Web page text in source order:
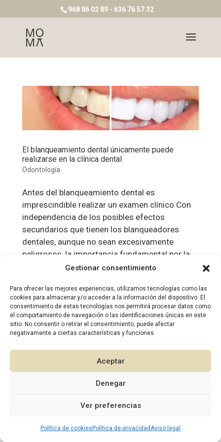
Gestionar consentimiento
Para ofrecer las mejores experiencias, utilizamos tecnologías como las
cookies para almacenar y/o acceder a la información del dispositivo. El
consentimiento de estas tecnologías nos permitirá procesar datos como
el comportamiento de navegación o las identificaciones únicas en este
sitio. No consentir o retirar el consentimiento, puede afectar
negativamente a ciertas características y funciones.
Aceptar
Denegar
Ver preferencias
Política de cookies Política de privacidadAviso legal
968 86 02 89 - 636 76 57 32
El blanqueamiento dental únicamente puede
realizarse en la clínica dental
Odontología
Antes del blanqueamiento dental es
imprescindible realizar un examen clínico Con
independencia de los posibles efectos
secundarios que tienen los blanqueadores
dentales, aunque no sean excesivamente
peligrosos, la importancia fundamental por la
que el tratamiento con...
2026 © Diseño:Murcia Multimedia